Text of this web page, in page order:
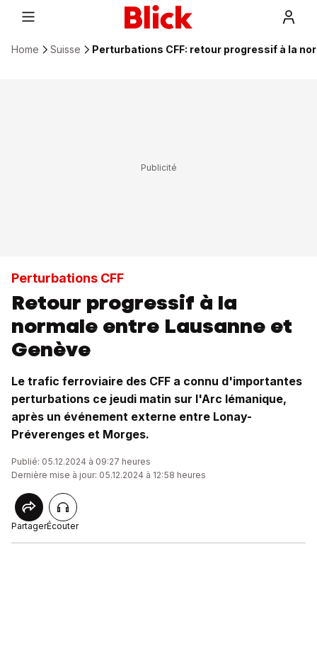
Home Suisse Perturbations CFF: retour progressif à la
Perturbations CFF
Retour progressif à la
normale entre Lausanne et
Genève
Le trafic ferroviaire des CFF a connu d'importantes
perturbations ce jeudi matin sur l'Arc lémanique,
après un événement externe entre Lonay-
Préverenges et Morges.
Publié: 05.12.2024 à 09:27 heures
Dernière mise à jour: 05.12.2024 à 12:58 heures
PartagerÉcouter